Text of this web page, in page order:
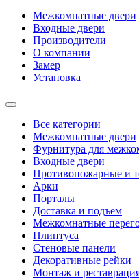
Межкомнатные двери
Входные двери
Производители
О компании
Замер
Установка
Все категории
Межкомнатные двери
Фурнитура для
Входные двери
Противопожарные и
Арки
Порталы
Доставка и подъем
Межкомнатные
Плинтуса
Стеновые панели
Декоративные рейки
Монтаж и